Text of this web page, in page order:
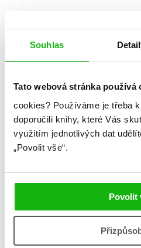
Souhlas
Tato webová stránka používá
cookies? Používáme je třeba
doporučili knihy, které Vás
využitím jednotlivých dat
„Povolit vše“.
Povolit
Datum vydání
Formát
Hmotnost
Jazyk
Řady
EAN